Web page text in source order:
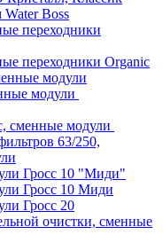
Water Boss
переходники
переходники Organic
модули
модули
сменные модули
63/250,
Гросс 10 "Миди"
Гросс 10 Миди
Гросс 20
очистки, сменные